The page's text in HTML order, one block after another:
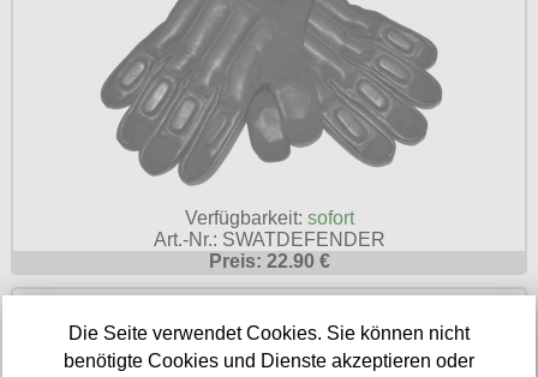
Verfügbarkeit: sofort
Art.-Nr.: SWATDEFENDER
Preis: 22.90 €
Die Seite verwendet Cookies. Sie können nicht
benötigte Cookies und Dienste akzeptieren oder